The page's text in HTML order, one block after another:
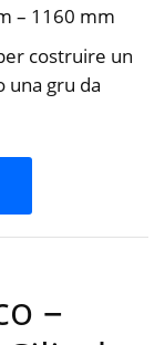
– 1160 mm
costruire un
una gru da
–